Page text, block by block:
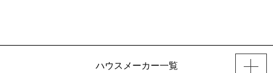
ハウスメーカー一覧